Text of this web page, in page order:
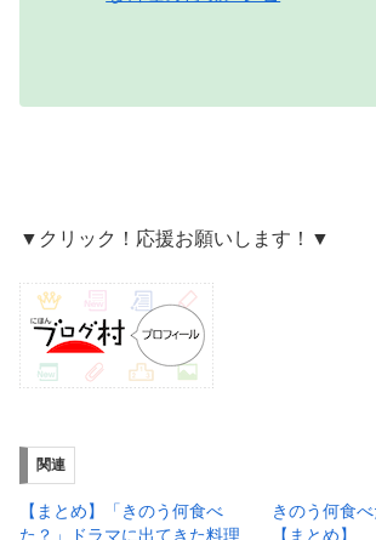
▼クリック！応援お願いします！▼
関連
【まとめ】「きのう何食べ
た？」ドラマに出てきた料理
きのう何食
【まとめ】